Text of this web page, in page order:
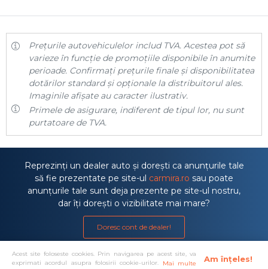
Acest site foloseste cookies. Prin navigarea pe acest site, va
exprimati acordul asupra folosirii cookie-urilor.
Mai multe Am înțeles!
Prețurile autovehiculelor includ TVA. Acestea pot să
varieze în funcție de promoțiile disponibile în anumite
perioade. Confirmați prețurile finale și disponibilitatea
dotărilor standard și opționale la distribuitorul ales.
Imaginile afișate au caracter ilustrativ.
Primele de asigurare, indiferent de tipul lor, nu sunt
purtatoare de TVA.
Reprezinți un dealer auto și dorești ca anunțurile tale
să fie prezentate pe site-ul carmira.ro sau poate
anunțurile tale sunt deja prezente pe site-ul nostru,
dar îți dorești o vizibilitate mai mare?
Doresc cont de dealer!